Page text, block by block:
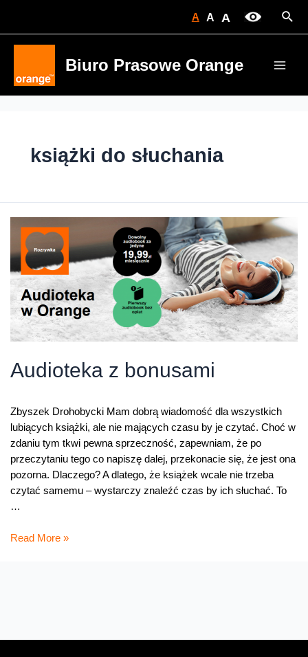
A A A
Biuro Prasowe Orange
książki do słuchania
Audioteka z bonusami
Zbyszek Drohobycki Mam dobrą wiadomość dla wszystkich
lubiących książki, ale nie mających czasu by je czytać. Choć w
zdaniu tym tkwi pewna sprzeczność, zapewniam, że po
przeczytaniu tego co napiszę dalej, przekonacie się, że jest ona
pozorna. Dlaczego? A dlatego, że książek wcale nie trzeba
czytać samemu – wystarczy znaleźć czas by ich słuchać. To
…
Audioteka
Read More »